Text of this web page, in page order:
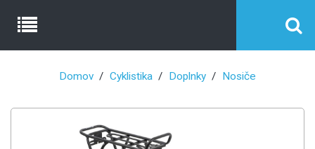
Domov Cyklistika Doplnky Nosiče